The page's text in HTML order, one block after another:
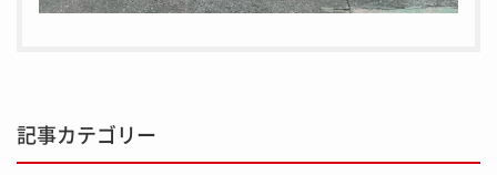
記事カテゴリー